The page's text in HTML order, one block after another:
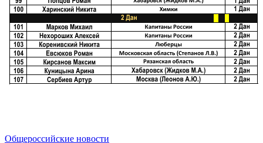
Общероссийские новости